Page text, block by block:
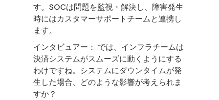
す。SOCは問題を監視・解決し、障害発生
時にはカスタマーサポートチームと連携し
ます。
インタビュアー： では、インフラチームは
決済システムがスムーズに動くようにする
わけですね。システムにダウンタイムが発
生した場合、どのような影響が考えられま
すか？